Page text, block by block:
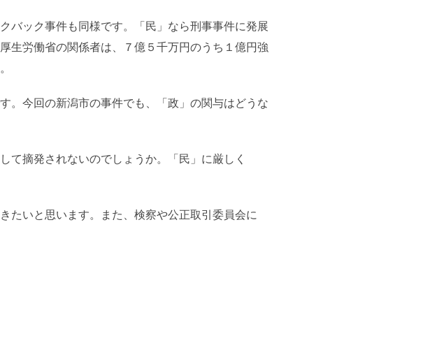
バック事件も同様です。「民」なら刑事事件に発展
生労働省の関係者は、７億５千万円のうち１億円強
。今回の新潟市の事件でも、「政」の関与はどうな
て摘発されないのでしょうか。「民」に厳しく
たいと思います。また、検察や公正取引委員会に